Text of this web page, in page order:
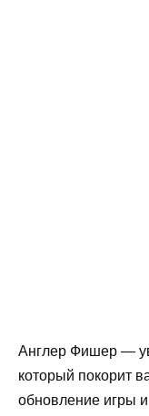
Англер Фишер —
который покорит
обновление игры